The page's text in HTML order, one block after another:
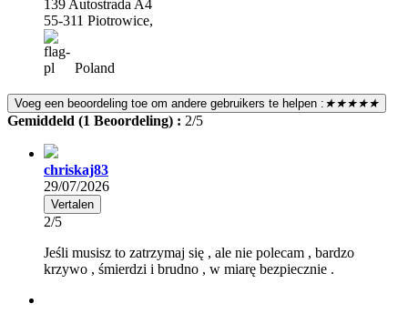
139 Autostrada A4
55-311 Piotrowice,
Poland
Voeg een beoordeling toe om andere gebruikers te helpen : ★★★★★
Gemiddeld (1 Beoordeling) : 2/5
chriskaj83
29/07/2026
Vertalen
2/5
Jeśli musisz to zatrzymaj się , ale nie polecam , bardzo
krzywo , śmierdzi i brudno , w miarę bezpiecznie .